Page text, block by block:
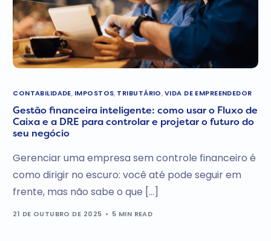
CONTABILIDADE, IMPOSTOS, TRIBUTÁRIO,VIDA DE EMPREENDEDOR
Gestão financeira inteligente: como usar o Fluxo de
Caixa e a DRE para controlar e projetar o futuro do
seu negócio
Gerenciar uma empresa sem controle financeiro é
como dirigir no escuro: você até pode seguir em
frente, mas não sabe o que […]
21 DE OUTUBRO DE 2025 5 MIN READ